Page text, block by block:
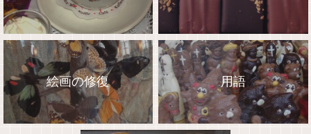
絵画の修復 用語